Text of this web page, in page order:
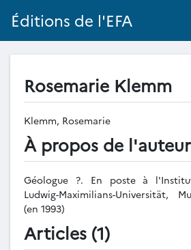
Éditions de l'EFA
Rosemarie Klemm
Klemm, Rosemarie
À propos de l'auteur
Géologue ?. En poste à
Ludwig-Maximilians-Universität,
(en 1993)
Articles (1)